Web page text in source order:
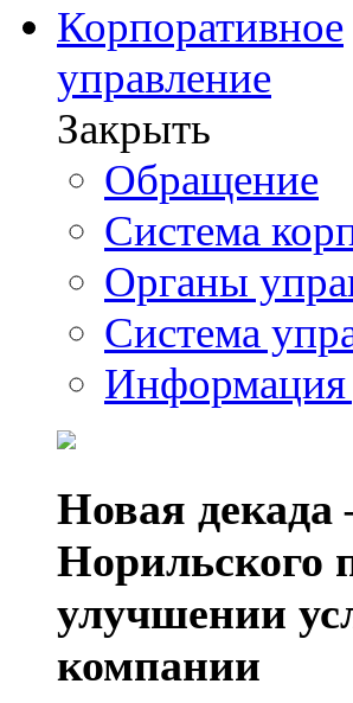
Корпоративное
управление
Закрыть
Обращение
Система
Органы
Система
Информация
Новая
Норильского
улучшении
компании